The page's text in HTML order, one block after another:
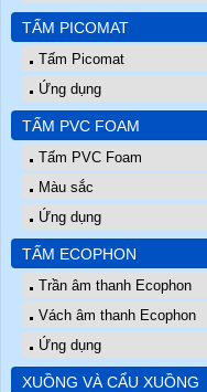
TẤM PICOMAT
Tấm Picomat
Ứng dụng
TẤM PVC FOAM
Tấm PVC Foam
Màu sắc
Ứng dụng
TẤM ECOPHON
Trần âm thanh Ecophon
Vách âm thanh Ecophon
Ứng dụng
XUỒNG VÀ CẨU XUỒNG